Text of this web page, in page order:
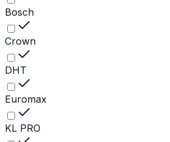
Bosch
Crown
DHT
Euromax
KL PRO